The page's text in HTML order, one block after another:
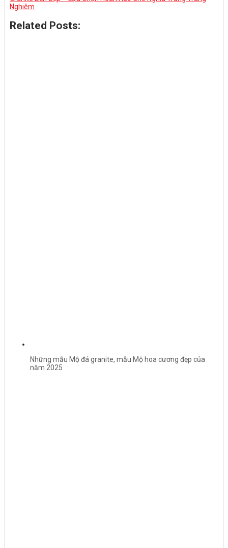
Nghiêm
Related Posts:
Những mẫu Mộ đá granite, mẫu Mộ hoa cương đẹp của
năm 2025